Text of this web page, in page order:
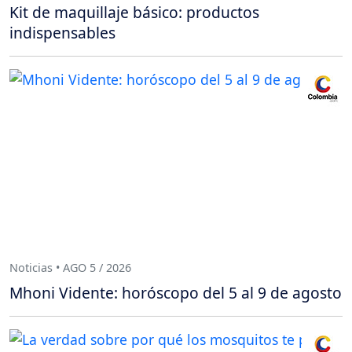
Kit de maquillaje básico: productos
indispensables
Noticias • AGO 5 / 2026
Mhoni Vidente: horóscopo del 5 al 9 de agosto